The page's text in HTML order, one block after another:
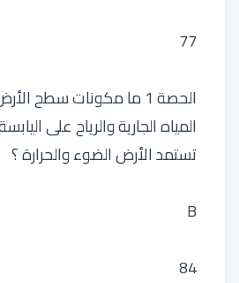
77
الحصة 1 ما مكونات سطح
تستمد الأرض الضوء والحرارة ؟
B
84